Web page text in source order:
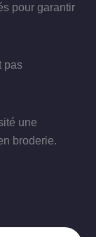
pour garantir
pas
une
broderie.